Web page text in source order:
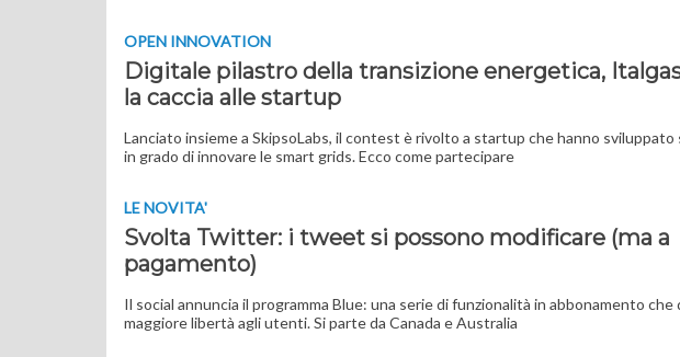
OPEN INNOVATION
Digitale pilastro della transizione energetica,
la caccia alle startup
Lanciato insieme a SkipsoLabs, il contest è rivolto a startup che hanno sviluppato
in grado di innovare le smart grids. Ecco come partecipare
LE NOVITA'
Svolta Twitter: i tweet si possono modificare (ma a
pagamento)
Il social annuncia il programma Blue: una serie di funzionalità in abbonamento che
maggiore libertà agli utenti. Si parte da Canada e Australia